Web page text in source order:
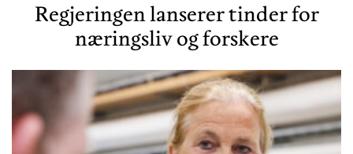
Regjeringen lanserer tinder for
næringsliv og forskere